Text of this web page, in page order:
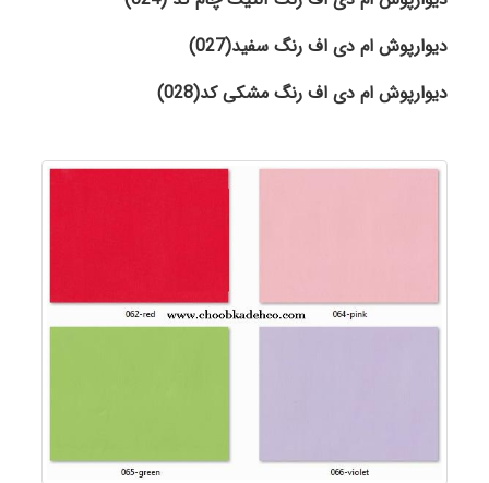
دیوارپوش ام دی اف رنگ سفید(027)
دیوارپوش ام دی اف رنگ مشکی کد(028)